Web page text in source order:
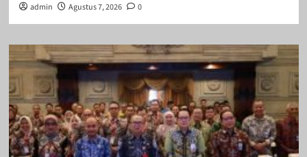
admin Agustus 7, 2026 0